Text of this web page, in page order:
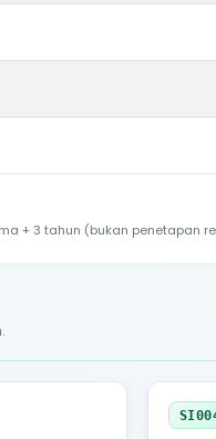
+ 3 tahun (bukan penetapan